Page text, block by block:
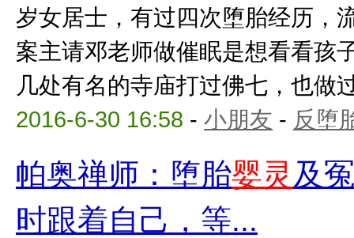
岁女居士，有过四次堕胎经历，
案主请邓老师做催眠是想看看孩
几处有名的寺庙打过佛七，也做
2016-6-30 16:58 - 小朋友 - 反堕
帕奥禅师：堕胎婴灵 及
时跟着自己，等...